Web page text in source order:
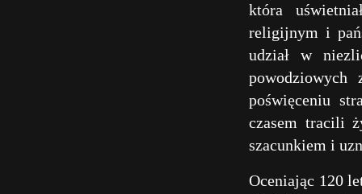
która
religijnym i
udział w
poświęceniu
czasem tracili
szacunkiem i
Oceniając 120